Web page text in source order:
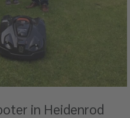
in Heidenrod